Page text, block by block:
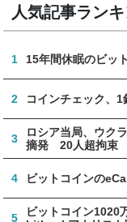
人気記事ラン
1 15年間休眠のビッ
2 コインチェック、
3
ロシア当局、ウク
摘発 20人超拘束
4 ビットコインの
5
ビットコイン1020